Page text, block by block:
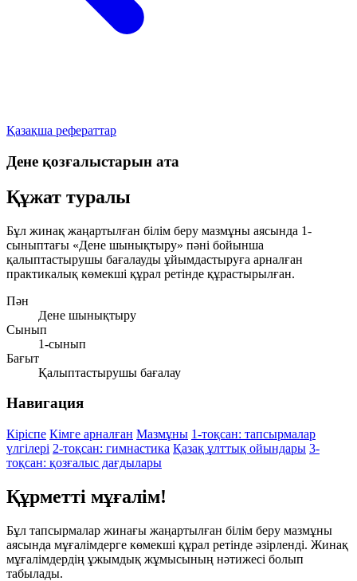
Қазақша рефераттар
Дене қозғалыстарын ата
Құжат туралы
Бұл жинақ жаңартылған білім беру мазмұны аясында 1-
сыныптағы «Дене шынықтыру» пәні бойынша
қалыптастырушы бағалауды ұйымдастыруға арналған
практикалық көмекші құрал ретінде құрастырылған.
Пән
Дене шынықтыру
Сынып
1-сынып
Бағыт
Қалыптастырушы бағалау
Навигация
Кіріспе Кімге арналған Мазмұны 1-тоқсан: тапсырмалар
үлгілері 2-тоқсан: гимнастика Қазақ ұлттық ойындары 3-
тоқсан: қозғалыс дағдылары
Құрметті мұғалім!
Бұл тапсырмалар жинағы жаңартылған білім беру мазмұны
аясында мұғалімдерге көмекші құрал ретінде әзірленді. Жинақ
мұғалімдердің ұжымдық жұмысының нәтижесі болып
табылады.